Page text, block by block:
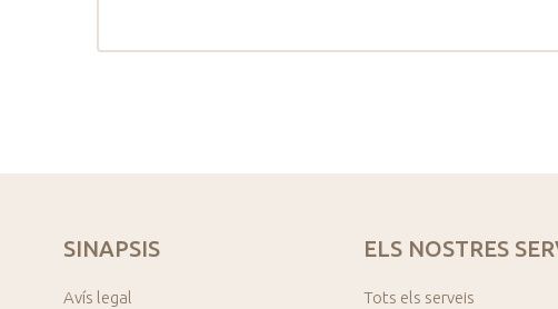
SINAPSIS
Avís legal
ELS NOSTRES
Tots els serveis